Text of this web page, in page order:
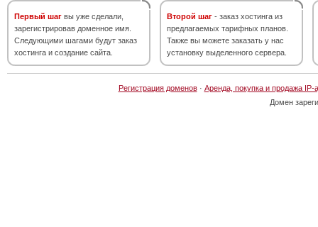
Первый шаг вы уже сделали,
зарегистрировав доменное имя.
Следующими шагами будут заказ
хостинга и создание сайта.
Второй шаг - заказ хостинга из
предлагаемых тарифных планов.
Также вы можете заказать у нас
установку выделенного сервера.
Регистрация доменов· Аренда, покупка и продажа IP-
Домен